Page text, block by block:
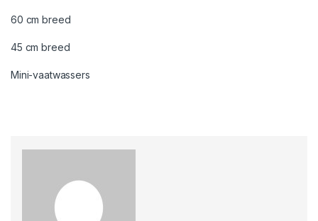
60 cm breed
45 cm breed
Mini-vaatwassers